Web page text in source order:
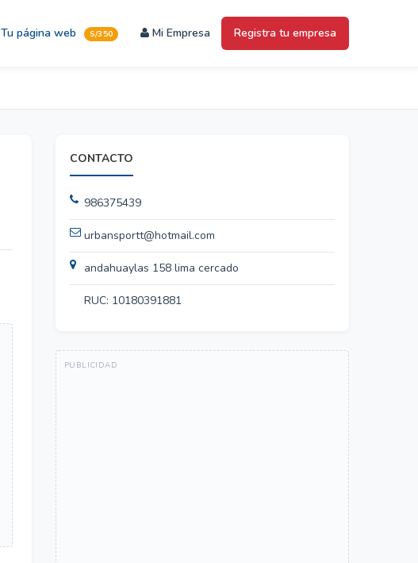
Tu página web S/350 Mi Empresa Registra tu empresa
CONTACTO
986375439
urbansportt@hotmail.com
andahuaylas 158 lima cercado
RUC: 10180391881